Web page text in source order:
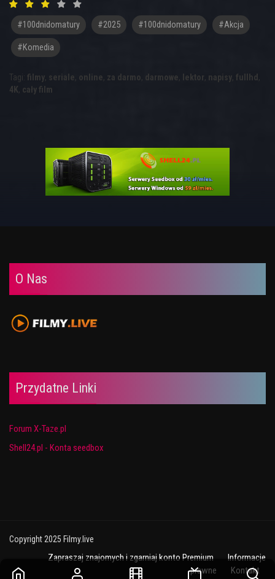
#100dnidomatury #2025 #100dnidomatury #akcja
#komedia
Tagi: filmy, seriale, online, za darmo, darmowe, lektor, napisy, fullhd ,
4K, cały film
O Nas
Przydatne Linki
Forum X-Taze.pl
Shell24.pl - Konta seedbox
Copyright 2025 Filmy.live
Zapraszaj znajomych i zgarniaj konto Premium
Informacje
prawne
Kontakt